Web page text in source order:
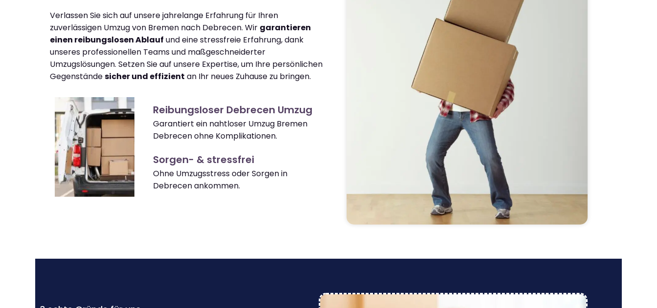
Verlassen Sie sich auf unsere jahrelange Erfahrung für Ihren
zuverlässigen Umzug von Bremen nach Debrecen. Wir garantieren
einen reibungslosen Ablauf und eine stressfreie Erfahrung, dank
unseres professionellen Teams und maßgeschneiderter
Umzugslösungen. Setzen Sie auf unsere Expertise, um Ihre persönlichen
Gegenständesicher und effizient an Ihr neues Zuhause zu bringen.
Reibungsloser Debrecen Umzug
Garantiert ein nahtloser Umzug Bremen
Debrecen ohne Komplikationen.
Sorgen- & stressfrei
Ohne Umzugsstress oder Sorgen in
Debrecen ankommen.